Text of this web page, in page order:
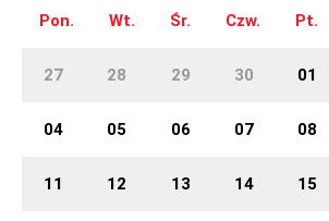
Pon. Wt. Śr. Czw. Pt.
27 28 29 30 01
04 05 06 07 08
11 12 13 14 15